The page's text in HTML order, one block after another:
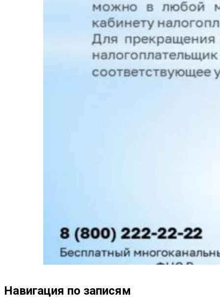
Навигация по записям